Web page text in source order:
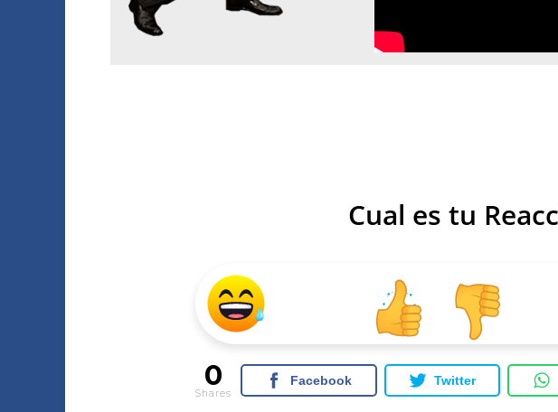
Cual es tu
0
Shares
Facebook Twitter